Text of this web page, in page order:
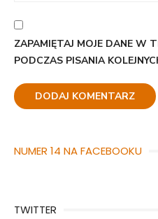
ZAPAMIĘTAJ MOJE DANE W
PODCZAS PISANIA
NUMER 14 NA FACEBOOKU
TWITTER